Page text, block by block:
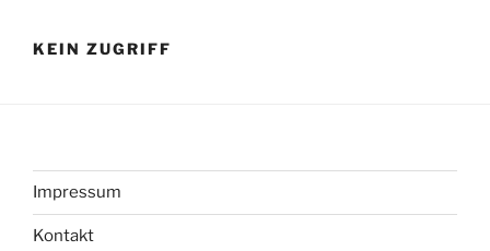
KEIN ZUGRIFF
Impressum
Kontakt